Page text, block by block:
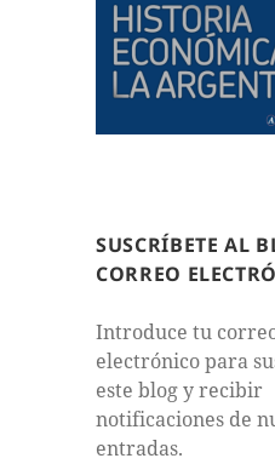
SUSCRÍBETE AL
CORREO
Introduce tu
electrónico para
este blog y recibir
notificaciones de
entradas.